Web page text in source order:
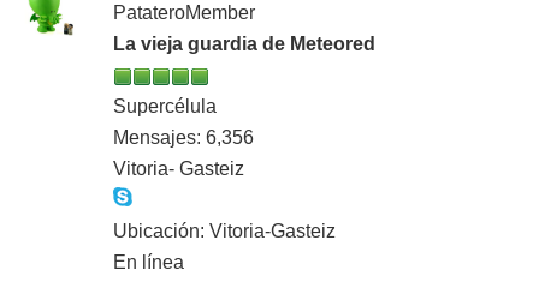
PatateroMember
La vieja guardia de Meteored
Supercélula
Mensajes: 6,356
Vitoria- Gasteiz
Ubicación: Vitoria-Gasteiz
En línea